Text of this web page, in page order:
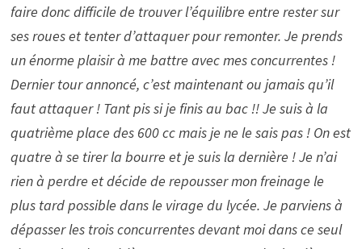
faire donc difficile de trouver l’équilibre entre rester sur
ses roues et tenter d’attaquer pour remonter. Je prends
un énorme plaisir à me battre avec mes concurrentes !
Dernier tour annoncé, c’est maintenant ou jamais qu’il
faut attaquer ! Tant pis si je finis au bac !! Je suis à la
quatrième place des 600 cc mais je ne le sais pas ! On est
quatre à se tirer la bourre et je suis la dernière ! Je n’ai
rien à perdre et décide de repousser mon freinage le
plus tard possible dans le virage du lycée. Je parviens à
dépasser les trois concurrentes devant moi dans ce seul